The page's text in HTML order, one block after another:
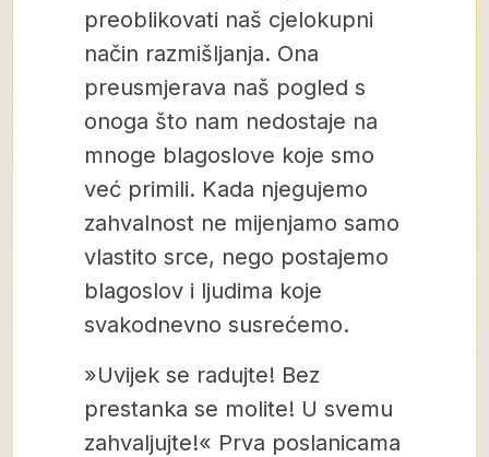
preoblikovati naš cjelokupni
način razmišljanja. Ona
preusmjerava naš pogled s
onoga što nam nedostaje na
mnoge blagoslove koje smo
već primili. Kada njegujemo
zahvalnost ne mijenjamo samo
vlastito srce, nego postajemo
blagoslov i ljudima koje
svakodnevno susrećemo.
»Uvijek se radujte! Bez
prestanka se molite! U svemu
zahvaljujte!« Prva poslanicama